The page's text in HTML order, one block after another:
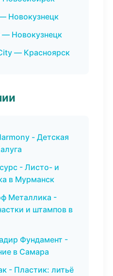
Новокузнецк
Новокузнецк
— Красноярск
- Детская
- Листо- и
в Мурманск
Металлика -
и штампов в
Фундамент -
в Самара
- Пластик: литьё